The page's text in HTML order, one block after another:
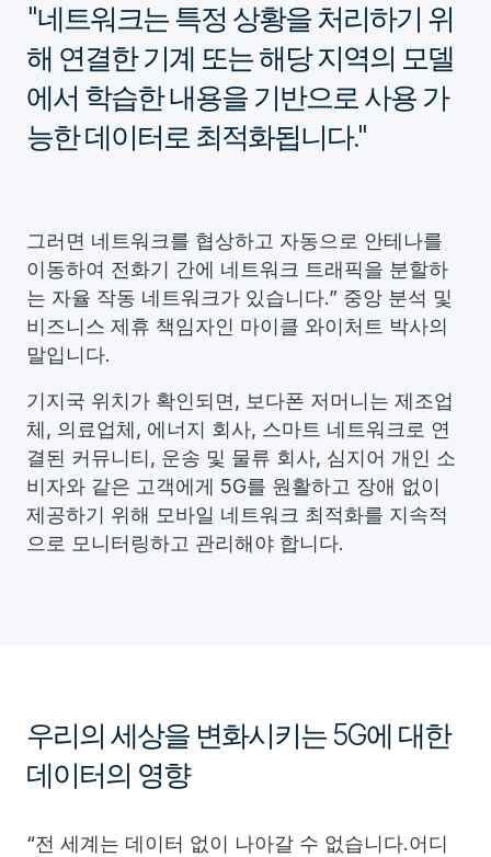
"네트워크는 특정 상황을 처리하기 위
해 연결한 기계 또는 해당 지역의 모델
에서 학습한 내용을 기반으로 사용 가
능한 데이터로 최적화됩니다."
그러면 네트워크를 협상하고 자동으로 안테나를
이동하여 전화기 간에 네트워크 트래픽을 분할하
는 자율 작동 네트워크가 있습니다.” 중앙 분석 및
비즈니스 제휴 책임자인 마이클 와이처트 박사의
말입니다.
기지국 위치가 확인되면, 보다폰 저머니는 제조업
체, 의료업체, 에너지 회사, 스마트 네트워크로 연
결된 커뮤니티, 운송 및 물류 회사, 심지어 개인 소
비자와 같은 고객에게 5G를 원활하고 장애 없이
제공하기 위해 모바일 네트워크 최적화를 지속적
으로 모니터링하고 관리해야 합니다.
우리의 세상을 변화시키는 5G에 대한
데이터의 영향
“전 세계는 데이터 없이 나아갈 수 없습니다.어디